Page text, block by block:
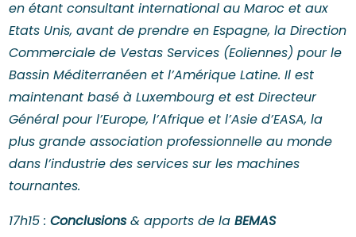
en étant consultant international au Maroc et aux
Etats Unis, avant de prendre en Espagne, la Direction
Commerciale de Vestas Services (Eoliennes) pour le
Bassin Méditerranéen et l’Amérique Latine. Il est
maintenant basé à Luxembourg et est Directeur
Général pour l’Europe, l’Afrique et l’Asie d’EASA, la
plus grande association professionnelle au monde
dans l’industrie des services sur les machines
tournantes.
17h15 :Conclusions& apports de laBEMAS